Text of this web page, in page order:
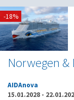
Norwegen
AIDAnova
15.01.2028 -
-18%